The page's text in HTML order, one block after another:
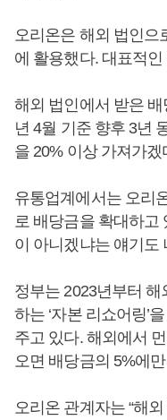
오리온은 해외 법인으
에 활용했다. 대표적
해외 법인에서 받은
년 4월 기준 향후 3년
을 20% 이상 가져가
유통업계에서는 오리
로 배당금을 확대하고
이 아니겠냐는 얘기도
정부는 2023년부터
하는 ‘자본 리쇼어링’
주고 있다. 해외에서
오면 배당금의 5%에
오리온 관계자는 “해